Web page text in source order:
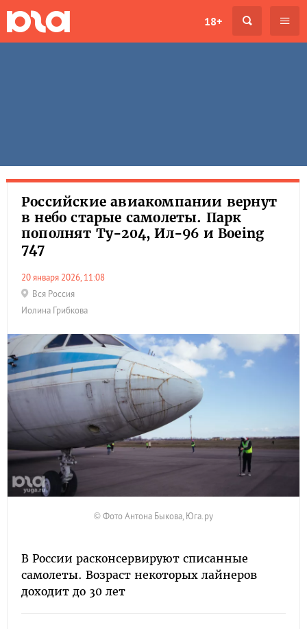
18+
Российские авиакомпании вернут
в небо старые самолеты. Парк
пополнят Ту-204, Ил-96 и Boeing
747
20 января 2026, 11:08
Вся Россия
Иолина Грибкова
© Фото Антона Быкова, Юга.ру
В России расконсервируют списанные
самолеты. Возраст некоторых лайнеров
доходит до 30 лет